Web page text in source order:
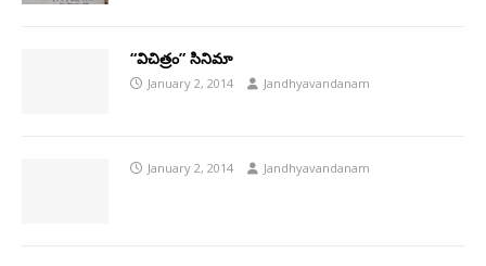
“విచిత్రం” సినిమా
January 2, 2014 Jandhyavandanam
January 2, 2014 Jandhyavandanam